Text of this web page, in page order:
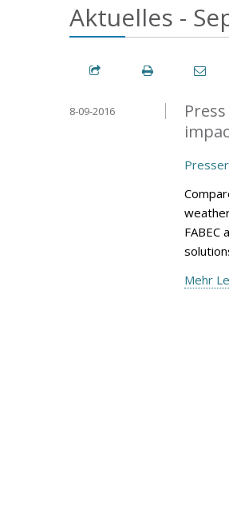
Aktuelles -
8-09-2016
Mehr